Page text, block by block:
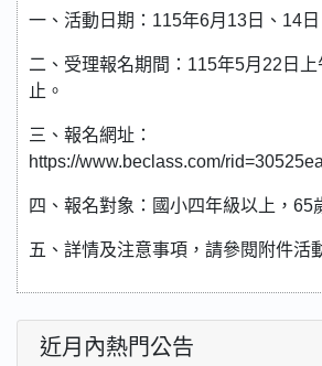
一、活動日期：115年6月13日、14日
二、受理報名期間：115年5月22日
止。
三、報名網址：
https://www.beclass.com/
四、報名對象：國小四年級以上，65
五、詳情及注意事項，請參閱附件活
近月內熱門公告